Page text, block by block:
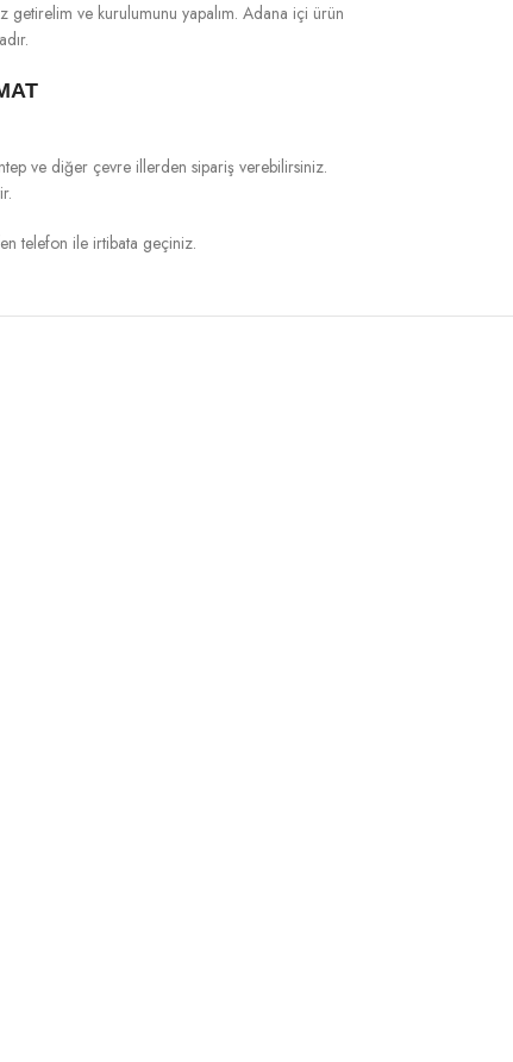
ve kurulumunu yapalım. Adana içi ürün
ve diğer çevre illerden sipariş verebilirsiniz.
telefon ile irtibata geçiniz.